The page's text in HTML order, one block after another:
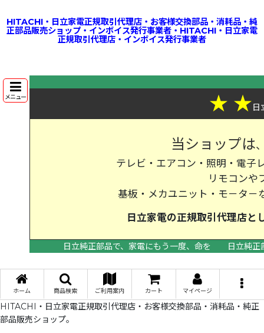
HITACHI・日立家電正規取引代理店・お客様交換部品・消耗品・純
正部品販売ショップ・インボイス発行事業者・HITACHI・日立家電
正規取引代理店・インボイス発行事業者
メニュー ★ ★日
当ショップは
テレビ・エアコン・照明・電子
リモコンや
基板・メカユニット・モ－タ－
日立家電の正規取引代理店
日立純正部品で、家電にもう一度、命を
日立純
ホーム 商品検索 ご利用案内 カート マイページ
HITACHI・日立家電正規取引代理店・お客様交換部品・消耗品・純正
部品販売ショップ。